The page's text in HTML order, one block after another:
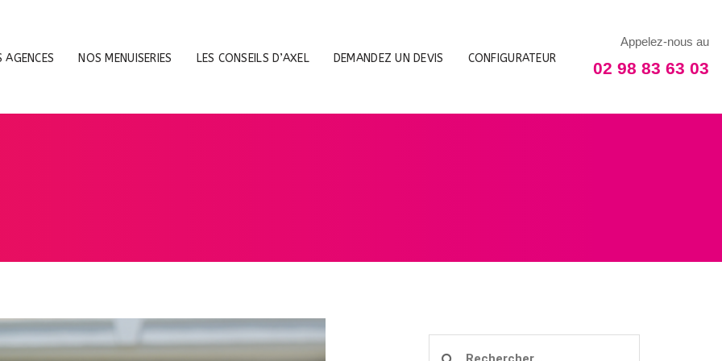
AGENCES NOS MENUISERIES LES CONSEILS D’AXEL DEMANDEZ UN DEVIS CONFIGURATEUR
Appelez-nous au
02 98 83 63 03